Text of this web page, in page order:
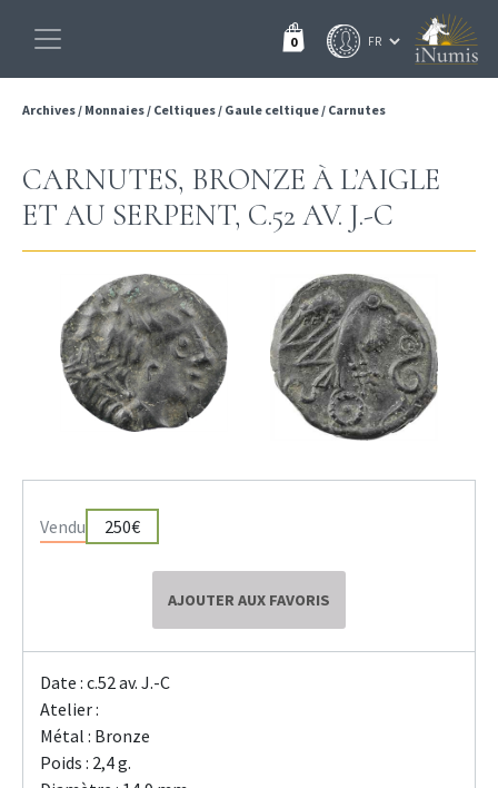
0
Archives/ Monnaies/ Celtiques/ Gaule celtique/ Carnutes
CARNUTES, BRONZE À L’AIGLE
ET AU SERPENT, C.52 AV. J.-C
Vendu 250€
AJOUTER AUX FAVORIS
Date : c.52 av. J.-C
Atelier :
Métal : Bronze
Poids : 2,4 g.